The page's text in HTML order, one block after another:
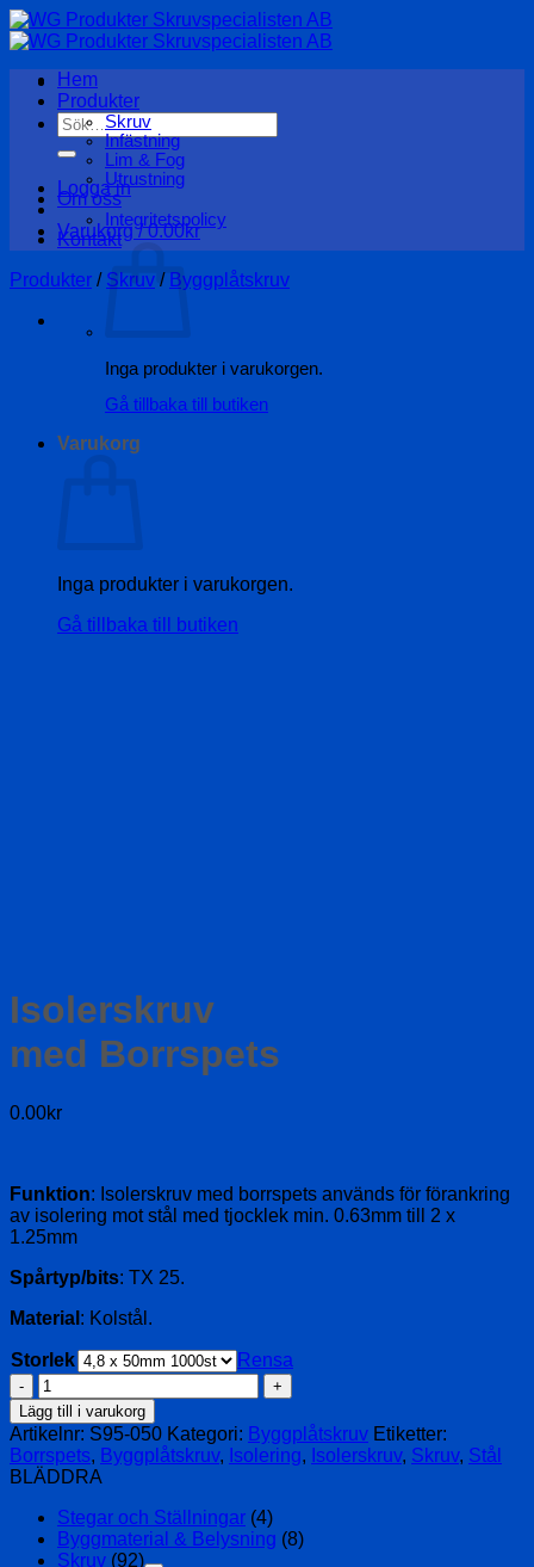
Skip
to
Sök
efter:
Logga in
Varukorg /0.00kr
Inga produkter i varukorgen.
Gå tillbaka till butiken
Varukorg
Inga produkter i varukorgen.
Gå tillbaka till butiken
Hem
Produkter
Skruv
Infästning
Lim & Fog
Utrustning
Om oss
Integritetspolicy
Kontakt
Produkter / Skruv / Byggplåtskruv
Isolerskruv
med Borrspets
0.00kr
Funktion: Isolerskruv med borrspets används för förankring
av isolering mot stål med tjocklek min. 0.63mm till 2 x
1.25mm
Spårtyp/bits: TX 25.
Material : Kolstål.
Storlek
Rensa
Isolerskruv
med
Borrspets
mängd
Lägg till i varukorg
Artikelnr: S95-050 Kategori: Byggplåtskruv Etiketter:
Borrspets, Byggplåtskruv, Isolering, Isolerskruv, Skruv, Stål
BLÄDDRA
Stegar och Ställningar (4)
Byggmaterial & Belysning (8)
Skruv (92)